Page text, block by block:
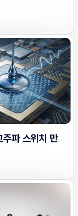
파 스위치 만